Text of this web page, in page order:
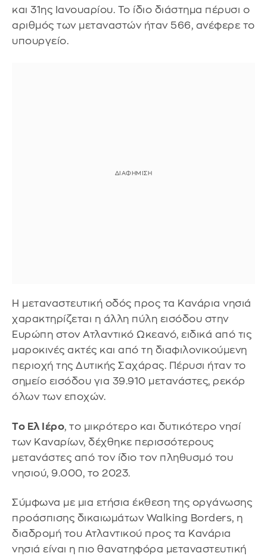
και 31ης Ιανουαρίου. Το ίδιο διάστημα πέρυσι ο
αριθμός των μεταναστών ήταν 566, ανέφερε το
υπουργείο.
Η μεταναστευτική οδός προς τα Κανάρια νησιά
χαρακτηρίζεται η άλλη πύλη εισόδου στην
Ευρώπη στον Ατλαντικό Ωκεανό, ειδικά από τις
μαροκινές ακτές και από τη διαφιλονικούμενη
περιοχή της Δυτικής Σαχάρας. Πέρυσι ήταν το
σημείο εισόδου για 39.910 μετανάστες, ρεκόρ
όλων των εποχών.
Το Ελ Ιέρο, το μικρότερο και δυτικότερο νησί
των Καναρίων, δέχθηκε περισσότερους
μετανάστες από τον ίδιο τον πληθυσμό του
νησιού, 9.000, το 2023.
Σύμφωνα με μια ετήσια έκθεση της οργάνωσης
προάσπισης δικαιωμάτων Walking Borders, η
διαδρομή του Ατλαντικού προς τα Κανάρια
νησιά είναι η πιο θανατηφόρα μεταναστευτική